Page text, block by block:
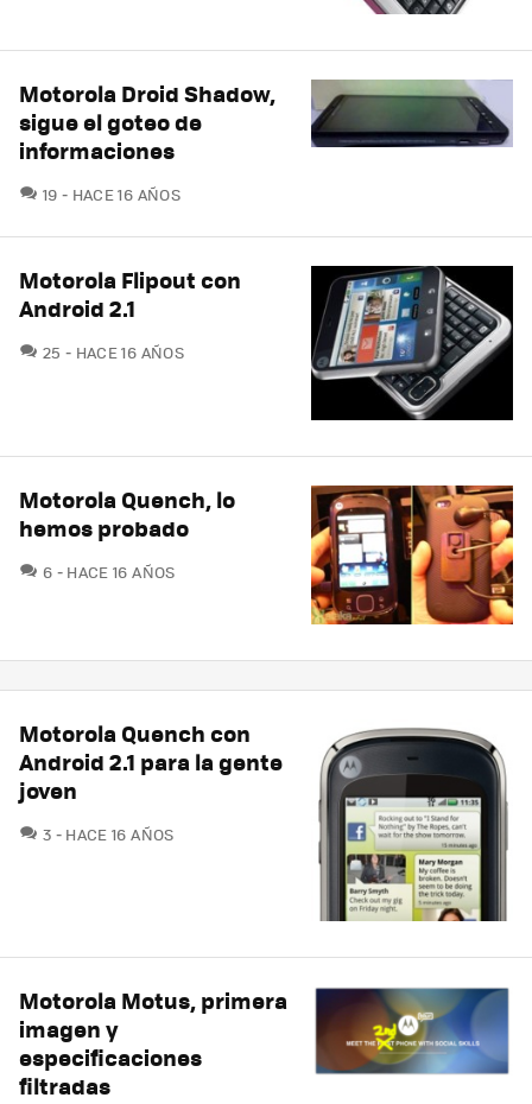
Motorola Droid Shadow,
sigue el goteo de
informaciones
19 COMENTARIOS
HACE 16 AÑOS
Motorola Flipout con
Android 2.1
25 COMENTARIOS
HACE 16 AÑOS
Motorola Quench, lo
hemos probado
6 COMENTARIOS
HACE 16 AÑOS
Motorola Quench con
Android 2.1 para la gente
joven
3 COMENTARIOS
HACE 16 AÑOS
Motorola Motus, primera
imagen y
especificaciones
filtradas